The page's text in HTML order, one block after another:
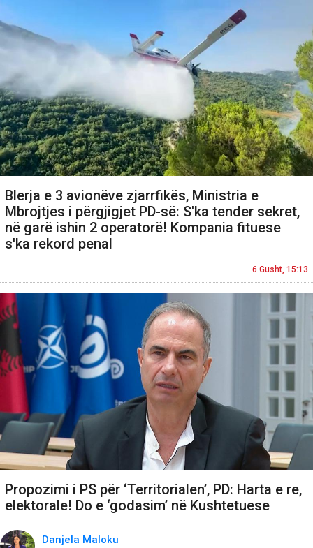
Blerja e 3 avionëve zjarrfikës, Ministria e
Mbrojtjes i përgjigjet PD-së: S'ka tender sekret,
në garë ishin 2 operatorë! Kompania fituese
s'ka rekord penal
6 Gusht, 15:13
Propozimi i PS për ‘Territorialen’, PD: Harta e re,
elektorale! Do e ‘godasim’ në Kushtetuese
Danjela Maloku